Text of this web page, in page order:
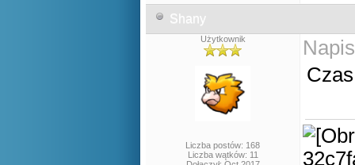
Shany
Użytkownik
Liczba postów: 168
Liczba wątków: 11